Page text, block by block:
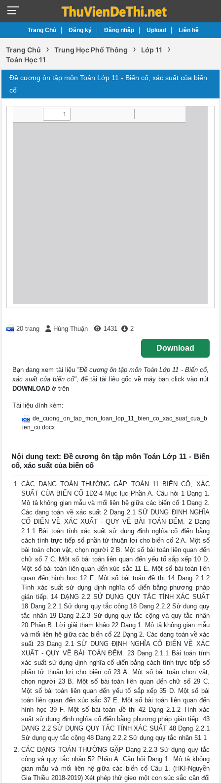
Trang Chủ Đăng ký Đăng nhập Upload Liên hệ
Trang Chủ › Trung Học Phổ Thông › Lớp 11 ›
Toán Học 11
Đề cương ôn tập môn Toán Lớp 11 - Biến cố, xác suất của biến
cố
20 trang Hùng Thuận 1431 2
Download
Bạn đang xem tài liệu "Đề cương ôn tập môn Toán Lớp 11 - Biến cố,
xác suất của biến cố", để tải tài liệu gốc về máy bạn click vào nút
DOWNLOAD ở trên
Tài liệu đính kèm:
de_cuong_on_tap_mon_toan_lop_11_bien_co_xac_suat_cua_b
ien_co.docx
Nội dung text: Đề cương ôn tập môn Toán Lớp 11 - Biến
cố, xác suất của biến cố
CÁC DẠNG TOÁN THƯỜNG GẶP TOÁN 11 BIẾN CỐ, XÁC
SUẤT CỦA BIẾN CỐ 1D2-4 Mục lục Phần A. Câu hỏi 1 Dạng 1.
Mô tả không gian mẫu và mối liên hệ giữa các biến cố 1 Dạng 2.
Các dạng toán về xác suất 2 Dạng 2.1 SỬ DỤNG ĐỊNH NGHĨA
CỔ ĐIỂN VỀ XÁC XUẤT - QUY VỀ BÀI TOÁN ĐẾM. 2 Dạng
2.1.1 Bài toán tính xác suất sử dụng định nghĩa cổ điển bằng
cách tính trực tiếp số phần tử thuận lợi cho biến cố 2 A. Một số
bài toán chọn vật, chọn người 2 B. Một số bài toán liên quan đến
chữ số 7 C. Một số bài toán liên quan đến yếu tố sắp xếp 10 D.
Một số bài toán liên quan đến xúc sắc 11 E. Một số bài toán liên
quan đến hình học 12 F. Một số bài toán đề thi 14 Dạng 2.1.2
Tính xác suất sử dụng định nghĩa cổ điển bằng phương pháp
gián tiếp. 14 DẠNG 2.2 SỬ DỤNG QUY TẮC TÍNH XÁC SUẤT
18 Dạng 2.2.1 Sử dụng quy tắc cộng 18 Dạng 2.2.2 Sử dụng quy
tắc nhân 19 Dạng 2.2.3 Sử dụng quy tắc cộng và quy tắc nhân
20 Phần B. Lời giải tham khảo 22 Dạng 1. Mô tả không gian mẫu
và mối liên hệ giữa các biến cố 22 Dạng 2. Các dạng toán về xác
suất 23 Dạng 2.1 SỬ DỤNG ĐỊNH NGHĨA CỔ ĐIỂN VỀ XÁC
XUẤT - QUY VỀ BÀI TOÁN ĐẾM. 23 Dạng 2.1.1 Bài toán tính
xác suất sử dụng định nghĩa cổ điển bằng cách tính trực tiếp số
phần tử thuận lợi cho biến cố 23 A. Một số bài toán chọn vật,
chọn người 23 B. Một số bài toán liên quan đến chữ số 29 C.
Một số bài toán liên quan đến yếu tố sắp xếp 35 D. Một số bài
toán liên quan đến xúc sắc 37 E. Một số bài toán liên quan đến
hình học 39 F. Một số bài toán đề thi 42 Dạng 2.1.2 Tính xác
suất sử dụng định nghĩa cổ điển bằng phương pháp gián tiếp. 43
DẠNG 2.2 SỬ DỤNG QUY TẮC TÍNH XÁC SUẤT 48 Dạng 2.2.1
Sử dụng quy tắc cộng 48 Dạng 2.2.2 Sử dụng quy tắc nhân 51 1
CÁC DẠNG TOÁN THƯỜNG GẶP Dạng 2.2.3 Sử dụng quy tắc
cộng và quy tắc nhân 52 Phần A. Câu hỏi Dạng 1. Mô tả không
gian mẫu và mối liên hệ giữa các biến cố Câu 1. (HKI-Nguyễn
Gia Thiều 2018-2019) Xét phép thử gieo một con súc sắc cân đối